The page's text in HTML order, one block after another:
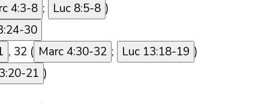
4:3-8 ; Luc 8:5-8 )
30
, 32 ( Marc 4:30-32 ; Luc 13:18-19 )
21 )